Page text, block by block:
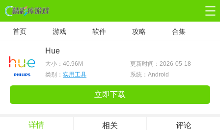
首页 游戏 软件 攻略 合集
Hue
大小： 40.96M
更新时间：2026-05-18
类别： 实用工具 系统：Android
立即下载
详情 相关 评论